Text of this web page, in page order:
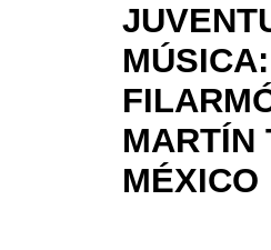
MARTÍN
MÉXICO